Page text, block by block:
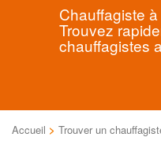
Chauffagiste
Trouvez
chauffagistes
Accueil > Trouver un